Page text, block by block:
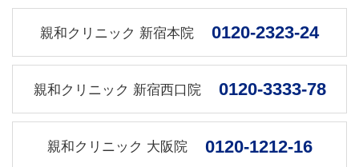
す。
個人情報の管理・利用目的について
を払います。対象となる個人情報は、患者さまの
親和クリニック 新宿本院 0120-2323-24
親和クリニック 新宿西口院 0120-3333-78
親和クリニック 大阪院 0120-1212-16